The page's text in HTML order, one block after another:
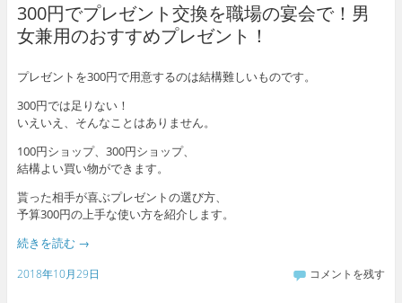
300円でプレゼント交換を職場の宴会で！男
女兼用のおすすめプレゼント！
プレゼントを300円で用意するのは結構難しいものです。
300円では足りない！
いえいえ、そんなことはありません。
100円ショップ、300円ショップ、
結構よい買い物ができます。
貰った相手が喜ぶプレゼントの選び方、
予算300円の上手な使い方を紹介します。
続きを読む →
2018年10月29日 コメントを残す